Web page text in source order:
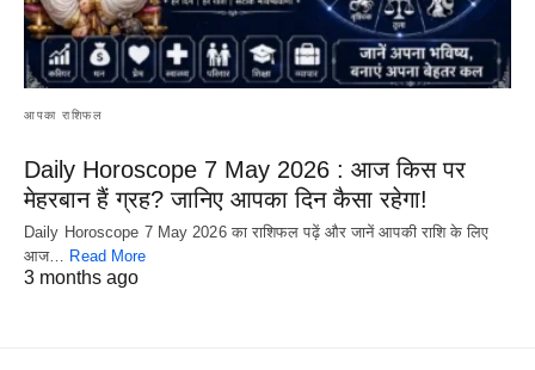
आपका राशिफल
Daily Horoscope 7 May 2026 : आज किस पर
मेहरबान हैं ग्रह? जानिए आपका दिन कैसा रहेगा!
Daily Horoscope 7 May 2026 का राशिफल पढ़ें और जानें आपकी राशि के लिए
आज… Read More
3 months ago